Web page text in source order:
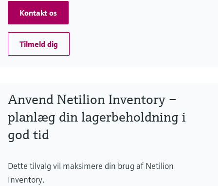
Kontakt os
Tilmeld dig
Anvend Netilion Inventory –
planlæg din lagerbeholdning i
god tid
Dette tilvalg vil maksimere din brug af Netilion
Inventory.